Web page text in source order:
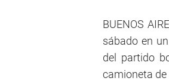
BUENOS
sábado en
del partido
camioneta